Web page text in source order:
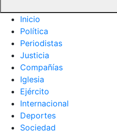
Inicio
Política
Periodistas
Justicia
Compañías
Iglesia
Ejército
Internacional
Deportes
Sociedad